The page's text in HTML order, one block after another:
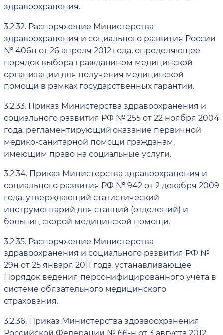
здравоохранения.
3.2.32. Распоряжение Министерства
здравоохранения и социального развития России
№ 406н от 26 апреля 2012 года, определяющее
порядок выбора гражданином медицинской
организации для получения медицинской
помощи в рамках государственных гарантий.
3.2.33. Приказ Министерства здравоохранения и
социального развития РФ № 255 от 22 ноября 2004
года, регламентирующий оказание первичной
медико-санитарной помощи гражданам,
имеющим право на социальные услуги.
3.2.34. Приказ Министерства здравоохранения и
социального развития РФ № 942 от 2 декабря 2009
года, утверждающий статистический
инструментарий для станций (отделений) и
больниц скорой медицинской помощи.
3.2.35. Распоряжение Министерства
здравоохранения и социального развития РФ №
29н от 25 января 2011 года, устанавливающее
Порядок ведения персонифицированного учёта в
системе обязательного медицинского
страхования.
3.2.36. Приказ Министерства здравоохранения
Российской Федерации № 66-н от 3 августа 2012